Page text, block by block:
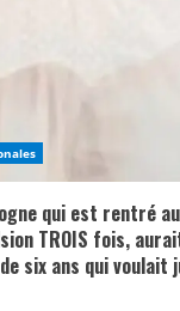
qui est rentré
TROIS fois,
six ans qui voulait